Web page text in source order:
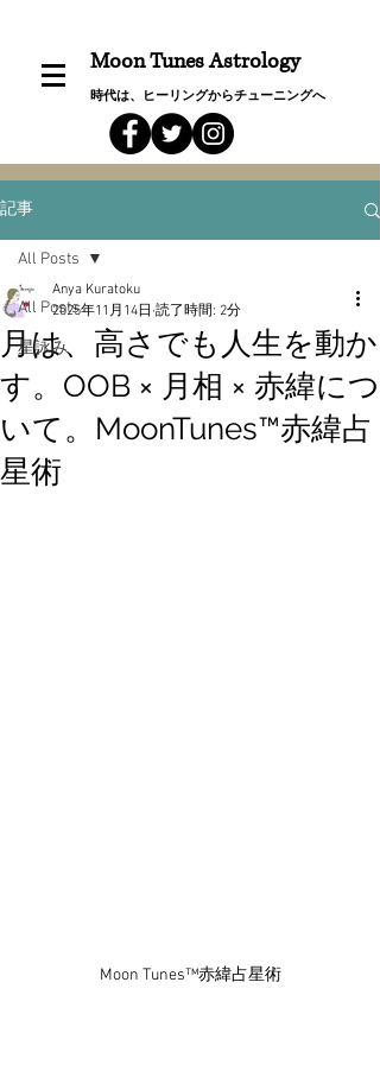
Moon Tunes Astrology
時代は、ヒーリングからチューニングへ
記事
All Posts
星詠み
All Posts
月は、高さでも人生を動か
す。OOB × 月相 × 赤緯につ
いて。MoonTunes™赤緯占
星術
Anya Kuratoku
2025年11月14日 読了時間: 2分
Moon Tunes™赤緯占星術